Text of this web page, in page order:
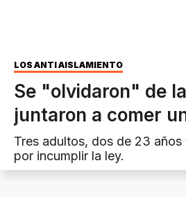
LOS ANTI AISLAMIENTO
Se "olvidaron" de
juntaron a comer
Tres adultos, dos de 23
por incumplir la ley.